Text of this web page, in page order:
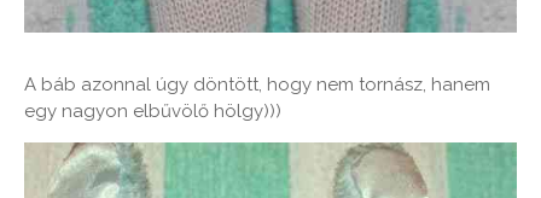
A báb azonnal úgy döntött, hogy nem tornász, hanem
egy nagyon elbűvölő hölgy)))